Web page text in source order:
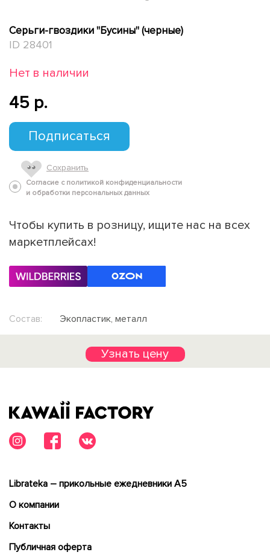
Серьги-гвоздики "Бусины" (черные)
ID 28401
Нет в наличии
45 p.
Подписаться
Сохранить
Согласие с политикой конфиденциальности
и обработки персональных данных
Чтобы купить в розницу, ищите нас на всех
маркетплейсах!
Состав: Экопластик, металл
Узнать цену
Librateka – прикольные ежедневники А5
О компании
Контакты
Публичная оферта